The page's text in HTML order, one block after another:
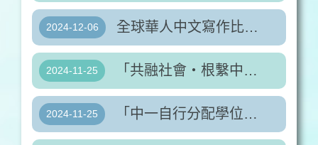
2024-12-06 全球華人中文寫作比賽香港區選拔賽
2024-11-25 「共融社會‧根繫中華」徵文比賽
2024-11-25 「中一自行分配學位」申請表